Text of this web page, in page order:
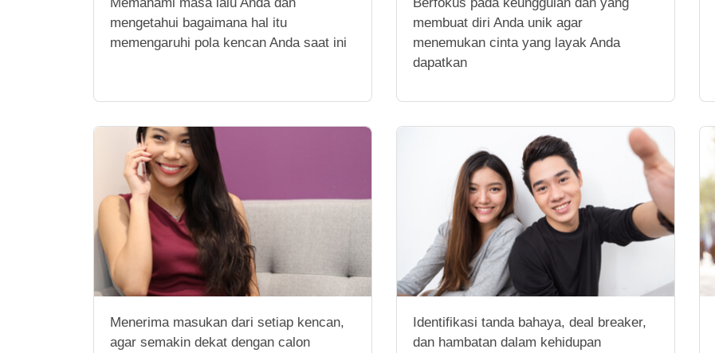
mengetahui bagaimana hal itu
memengaruhi pola kencan Anda saat ini
membuat diri Anda unik agar
menemukan cinta yang layak Anda
dapatkan
Menerima masukan dari setiap kencan,
agar semakin dekat dengan calon
Identifikasi tanda bahaya, deal breaker,
dan hambatan dalam kehidupan